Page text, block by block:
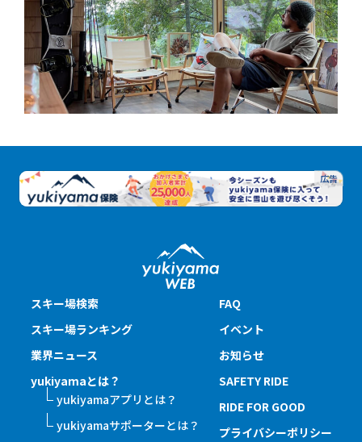
スキー場検索
スキー場ランキング
業界ニュース
yukiyamaとは？
yukiyamaアプリとは？
yukiyamaサポーターとは？
FAQ
イベント
お知らせ
SAFETY RIDE
RIDE FOR GOOD
プライバシーポリシー